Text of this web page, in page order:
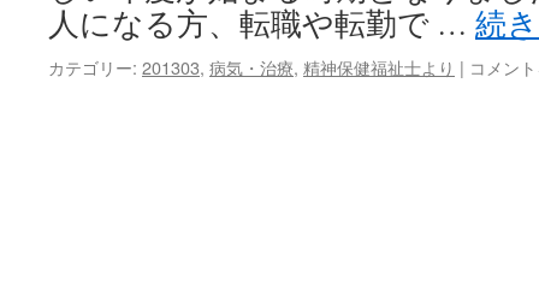
人になる方、転職や転勤で … 続
カテゴリー: 201303, 病気・治療, 精神保健福祉士より | う
コメン